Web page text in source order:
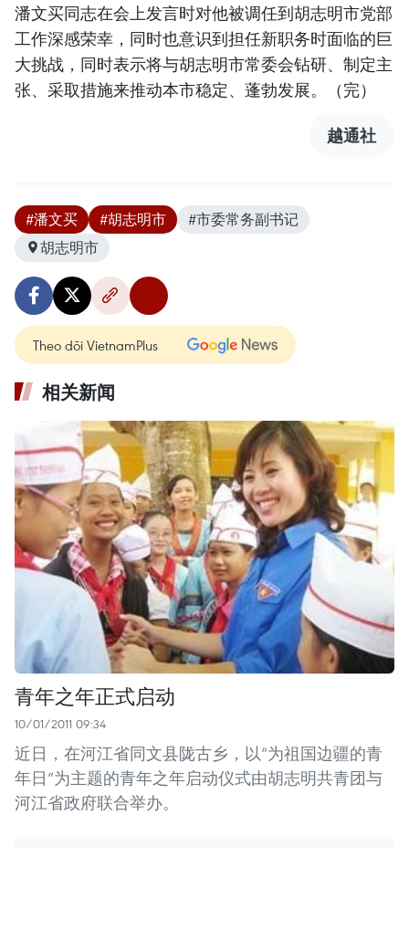
潘文买同志在会上发言时对他被调任到胡志明市党部
工作深感荣幸，同时也意识到担任新职务时面临的巨
大挑战，同时表示将与胡志明市常委会钻研、制定主
张、采取措施来推动本市稳定、蓬勃发展。（完）
越通社
#潘文买 #胡志明市
#市委常务副书记
胡志明市
Theo dõi VietnamPlus
相关新闻
青年之年正式启动
10/01/2011 09:34
近日，在河江省同文县陇古乡，以“为祖国边疆的青
年日”为主题的青年之年启动仪式由胡志明共青团与
河江省政府联合举办。